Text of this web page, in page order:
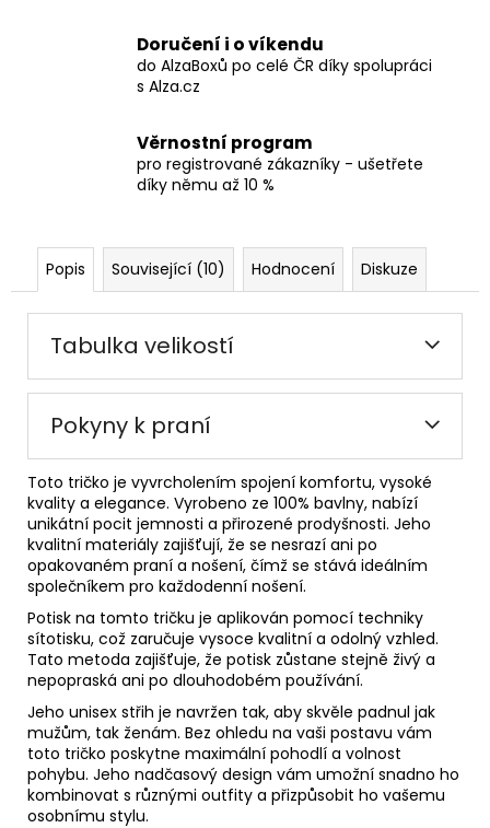
Doručení i o víkendu
do AlzaBoxů po celé ČR díky spolupráci
s Alza.cz
Věrnostní program
pro registrované zákazníky - ušetřete
díky němu až 10 %
Popis Související (10) Hodnocení Diskuze
Tabulka velikostí
Pokyny k praní
Toto tričko je vyvrcholením spojení komfortu, vysoké
kvality a elegance. Vyrobeno ze 100% bavlny, nabízí
unikátní pocit jemnosti a přirozené prodyšnosti. Jeho
kvalitní materiály zajišťují, že se nesrazí ani po
opakovaném praní a nošení, čímž se stává ideálním
společníkem pro každodenní nošení.
Potisk na tomto tričku je aplikován pomocí techniky
sítotisku, což zaručuje vysoce kvalitní a odolný vzhled.
Tato metoda zajišťuje, že potisk zůstane stejně živý a
nepopraská ani po dlouhodobém používání.
Jeho unisex střih je navržen tak, aby skvěle padnul jak
mužům, tak ženám. Bez ohledu na vaši postavu vám
toto tričko poskytne maximální pohodlí a volnost
pohybu. Jeho nadčasový design vám umožní snadno ho
kombinovat s různými outfity a přizpůsobit ho vašemu
osobnímu stylu.